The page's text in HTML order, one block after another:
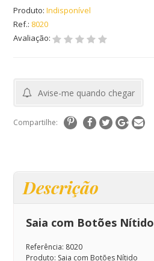
Produto: Indisponível
Ref.: 8020
Avaliação:
Avise-me quando chegar
Compartilhe:
Descrição
Saia com Botões Nítido
Referência: 8020
Produto: Saia com Botões Nítido